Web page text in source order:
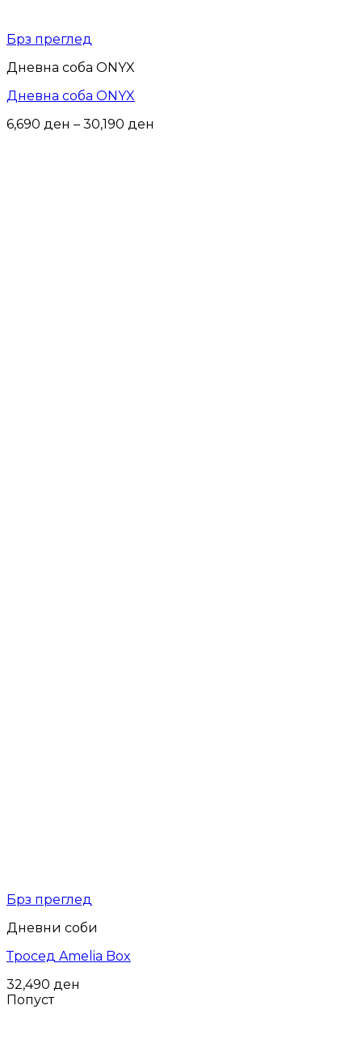
Брз преглед
Дневна соба ONYX
Дневна соба ONYX
6,690 ден – 30,190 ден
Брз преглед
Дневни соби
Тросед Amelia Box
32,490 ден
Попуст